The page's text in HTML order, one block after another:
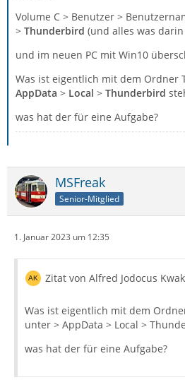
Volume C > Benutzer >
> Thunderbird (und alles was
und im neuen PC mit Win10
Was ist eigentlich mit dem
AppData > Local > Thunderbird
was hat der für eine Aufgabe?
MSFreak
Senior-Mitglied
1. Januar 2023 um 12:35
Zitat von Alfred Jodocus Kwak
Was ist eigentlich mit dem
unter > AppData > Local >
was hat der für eine Aufgabe?